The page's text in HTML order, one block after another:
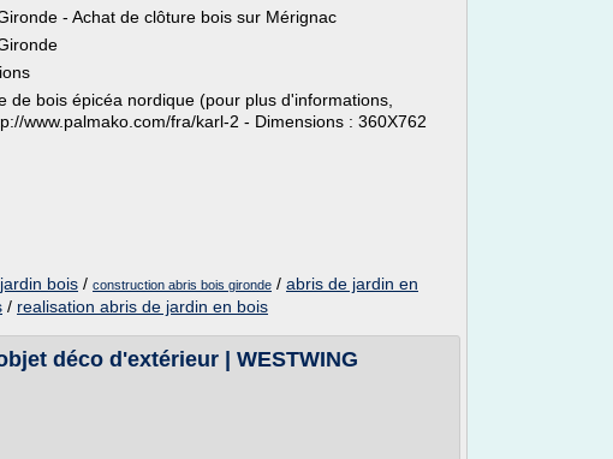
- Achat de clôture bois sur Mérignac
de bois épicéa nordique (pour plus d'informations,
www.palmako.com/fra/karl-2 - Dimensions : 360X762
bois / construction abris bois gironde / abris de jardin en
/ realisation abris de jardin en bois
déco d'extérieur | WESTWING